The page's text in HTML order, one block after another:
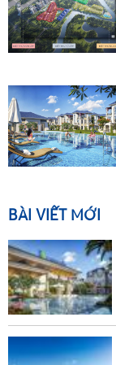
BÀI VIẾT MỚI